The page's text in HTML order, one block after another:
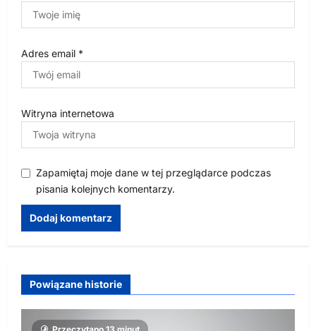
Adres email *
Witryna internetowa
Zapamiętaj moje dane w tej przeglądarce podczas
pisania kolejnych komentarzy.
Powiązane historie